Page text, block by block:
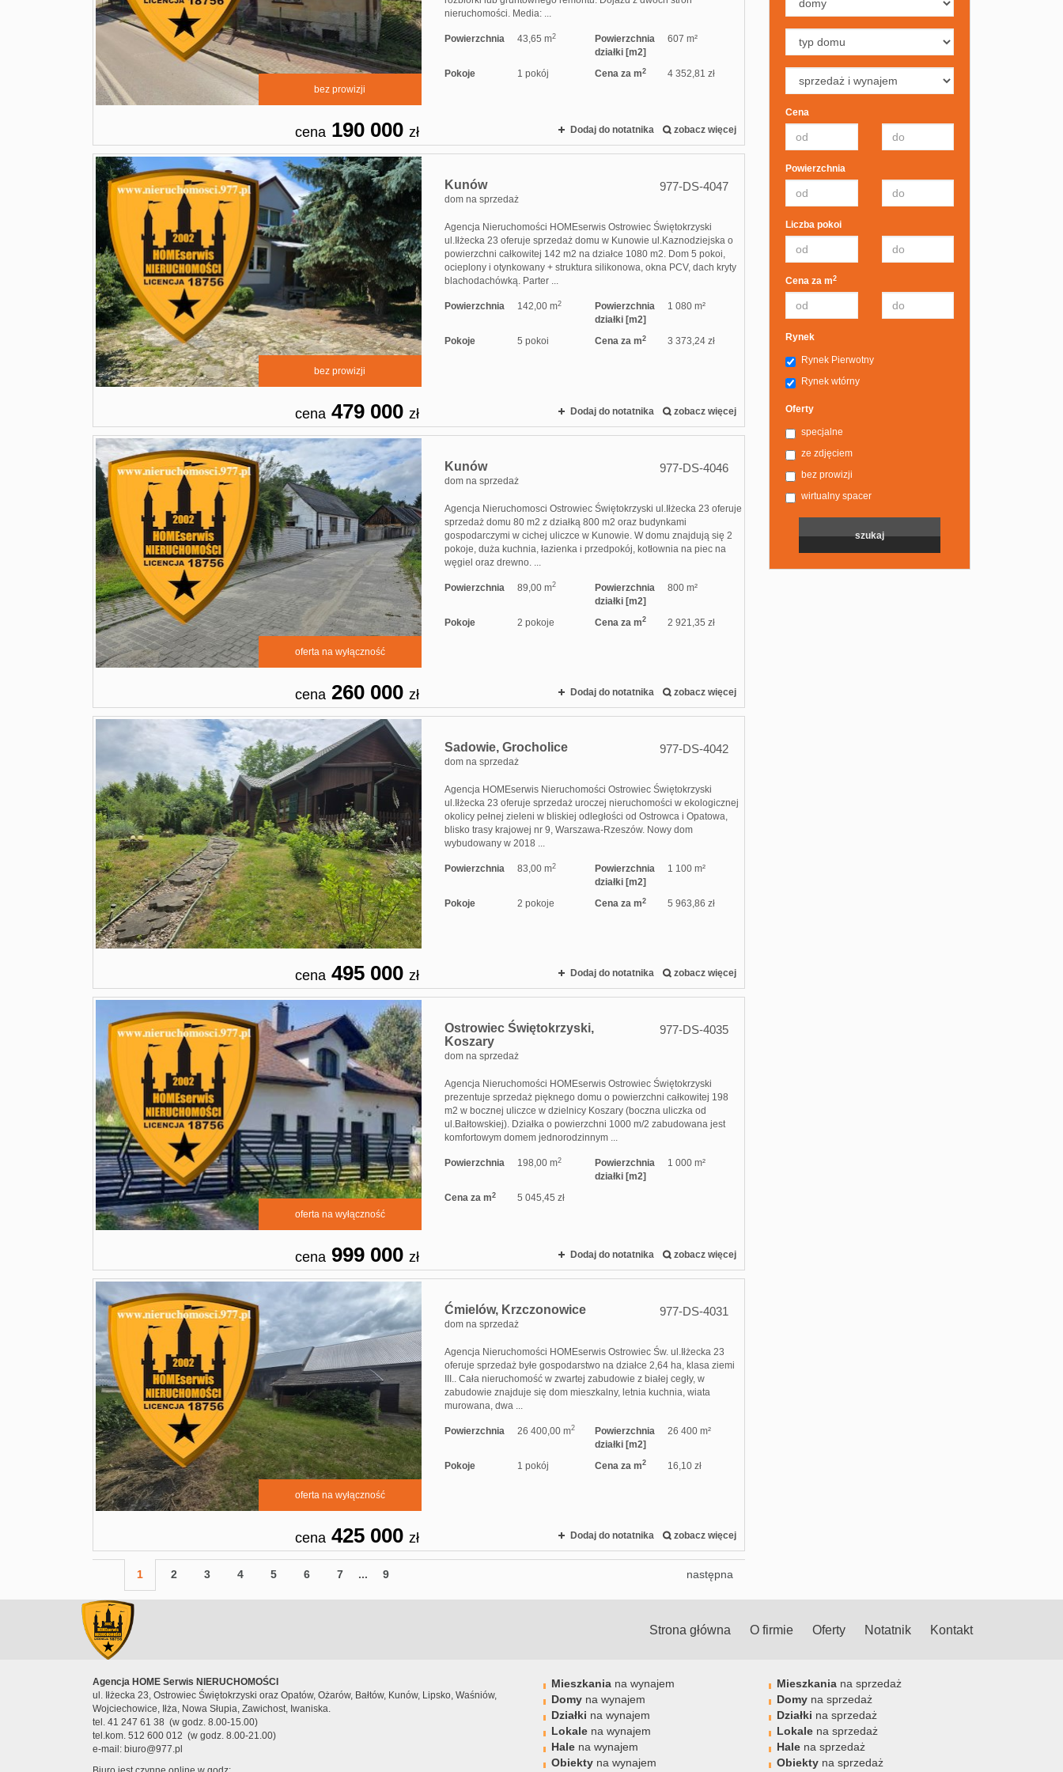
bez prowizji
nieruchomości. Media: ...
Powierzchnia 43,65 m2
Powierzchnia
działki [m2]
607 m²
Pokoje 1 pokój Cena za m2 4 352,81 zł
cena190 000 zł Dodaj do notatnika zobacz więcej
bez prowizji
Kunów
dom na sprzedaż
977-DS-4047
Agencja Nieruchomości HOMEserwis Ostrowiec Świętokrzyski
ul.Iłżecka 23 oferuje sprzedaż domu w Kunowie ul.Kaznodziejska o
powierzchni całkowitej 142 m2 na działce 1080 m2. Dom 5 pokoi,
ocieplony i otynkowany + struktura silikonowa, okna PCV, dach kryty
blachodachówką. Parter ...
Powierzchnia 142,00 m2
Powierzchnia
działki [m2]
1 080 m²
Pokoje 5 pokoi Cena za m2 3 373,24 zł
cena479 000 zł Dodaj do notatnika zobacz więcej
oferta na wyłączność
Kunów
dom na sprzedaż
977-DS-4046
Agencja Nieruchomosci Ostrowiec Świętokrzyski ul.Iłżecka 23 oferuje
sprzedaż domu 80 m2 z działką 800 m2 oraz budynkami
gospodarczymi w cichej uliczce w Kunowie. W domu znajdują się 2
pokoje, duża kuchnia, łazienka i przedpokój, kotłownia na piec na
węgiel oraz drewno. ...
Powierzchnia 89,00 m2
Powierzchnia
działki [m2]
800 m²
Pokoje 2 pokoje Cena za m2 2 921,35 zł
cena260 000 zł Dodaj do notatnika zobacz więcej
Sadowie, Grocholice
dom na sprzedaż
977-DS-4042
Agencja HOMEserwis Nieruchomości Ostrowiec Świętokrzyski
ul.Iłżecka 23 oferuje sprzedaż uroczej nieruchomości w ekologicznej
okolicy pełnej zieleni w bliskiej odległości od Ostrowca i Opatowa,
blisko trasy krajowej nr 9, Warszawa-Rzeszów. Nowy dom
wybudowany w 2018 ...
Powierzchnia 83,00 m2
Powierzchnia
działki [m2]
1 100 m²
Pokoje 2 pokoje Cena za m2 5 963,86 zł
cena495 000 zł Dodaj do notatnika zobacz więcej
oferta na wyłączność
Ostrowiec Świętokrzyski,
Koszary
dom na sprzedaż
977-DS-4035
Agencja Nieruchomości HOMEserwis Ostrowiec Świętokrzyski
prezentuje sprzedaż pięknego domu o powierzchni całkowitej 198
m2 w bocznej uliczce w dzielnicy Koszary (boczna uliczka od
ul.Bałtowskiej). Działka o powierzchni 1000 m/2 zabudowana jest
komfortowym domem jednorodzinnym ...
Powierzchnia 198,00 m2
Powierzchnia
działki [m2]
1 000 m²
Cena za m2 5 045,45 zł
cena999 000 zł Dodaj do notatnika zobacz więcej
oferta na wyłączność
Ćmielów, Krzczonowice
dom na sprzedaż
977-DS-4031
Agencja Nieruchomości HOMEserwis Ostrowiec Św. ul.Iłżecka 23
oferuje sprzedaż byłe gospodarstwo na działce 2,64 ha, klasa ziemi
III.. Cała nieruchomość w zwartej zabudowie z białej cegły, w
zabudowie znajduje się dom mieszkalny, letnia kuchnia, wiata
murowana, dwa ...
Powierzchnia 26 400,00 m2
Powierzchnia
działki [m2]
26 400 m²
Pokoje 1 pokój Cena za m2 16,10 zł
cena425 000 zł Dodaj do notatnika zobacz więcej
1 2 3 4 5 6 7 ... 9 następna
Cena
Powierzchnia
Liczba pokoi
Cena za m2
Rynek
Rynek Pierwotny
Rynek wtórny
Oferty
specjalne
ze zdjęciem
bez prowizji
wirtualny spacer
Strona główna O firmie Oferty Notatnik Kontakt
Agencja HOME Serwis NIERUCHOMOŚCI
ul. Iłżecka 23, Ostrowiec Świętokrzyski oraz Opatów, Ożarów, Bałtów, Kunów, Lipsko, Waśniów,
Wojciechowice, Iłża, Nowa Słupia, Zawichost, Iwaniska.
tel. 41 247 61 38 (w godz. 8.00-15.00)
tel.kom. 512 600 012 (w godz. 8.00-21.00)
e-mail: biuro@977.pl
Mieszkania na wynajem
Domy na wynajem
Działki na wynajem
Lokale na wynajem
Hale na wynajem
Obiekty na wynajem
Mieszkania na sprzedaż
Domy na sprzedaż
Działki na sprzedaż
Lokale na sprzedaż
Hale na sprzedaż
Obiekty na sprzedaż